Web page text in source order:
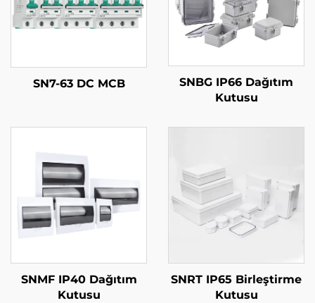
SN7-63 DC MCB
SNBG IP66 Dağıtım
Kutusu
SNMF IP40 Dağıtım
Kutusu
SNRT IP65 Birleştirme
Kutusu